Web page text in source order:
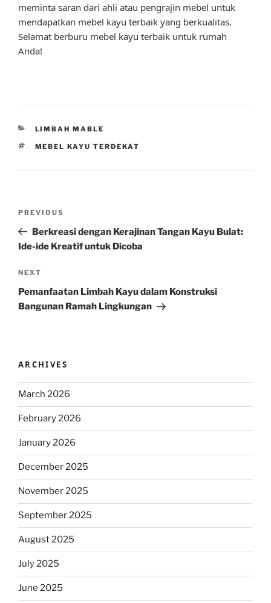
meminta saran dari ahli atau pengrajin mebel untuk
mendapatkan mebel kayu terbaik yang berkualitas.
Selamat berburu mebel kayu terbaik untuk rumah
Anda!
CATEGORIES
LIMBAH MABLE
TAGS
MEBEL KAYU TERDEKAT
Previous
Post
PREVIOUS
Berkreasi dengan Kerajinan Tangan Kayu Bulat:
Ide-ide Kreatif untuk Dicoba
Next
Post
NEXT
Pemanfaatan Limbah Kayu dalam Konstruksi
Bangunan Ramah Lingkungan
ARCHIVES
March 2026
February 2026
January 2026
December 2025
November 2025
September 2025
August 2025
July 2025
June 2025